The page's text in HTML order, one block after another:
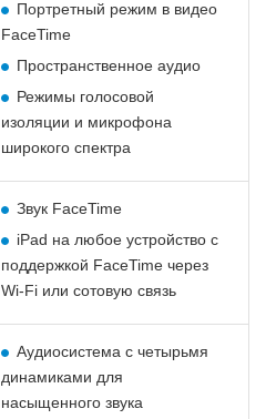
Портретный режим в видео
FaceTime
Пространственное аудио
Режимы голосовой
изоляции и микрофона
широкого спектра
Звук FaceTime
iPad на любое устройство с
поддержкой FaceTime через
Wi-Fi или сотовую связь
Аудиосистема с четырьмя
динамиками для
насыщенного звука